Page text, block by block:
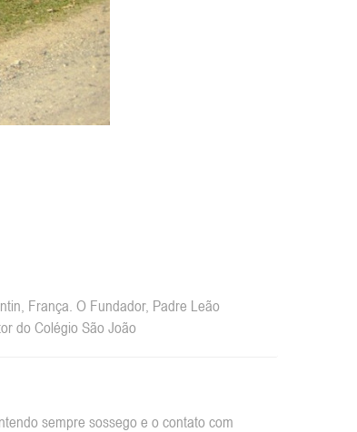
França. O Fundador, Padre Leão
do Colégio São João
sempre sossego e o contato com